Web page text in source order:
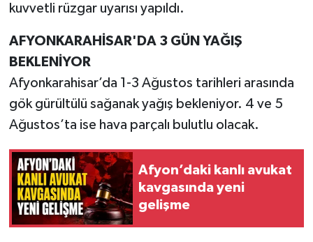
kuvvetli rüzgar uyarısı yapıldı.
AFYONKARAHİSAR'DA 3 GÜN YAĞIŞ
BEKLENİYOR
Afyonkarahisar’da 1-3 Ağustos tarihleri arasında
gök gürültülü sağanak yağış bekleniyor. 4 ve 5
Ağustos’ta ise hava parçalı bulutlu olacak.
Afyon’daki kanlı avukat
kavgasında yeni
gelişme